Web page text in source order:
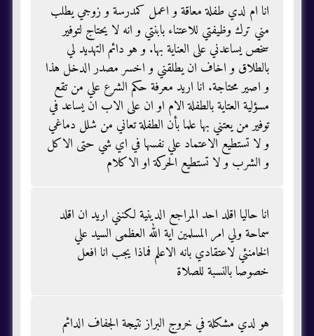
انا ام لدي طفلة معاقة و اعمل كمدرسة و زوجي يطلب
مني ترك وظيفتي للاعتناء بابنتي و انه لا يحتاج لتوفير
سخص يساعدني على العناية بها. و هو دائم التهديد لي
بالطلاق و اخاف ان يطلقني و اخسر مصدر الدخل هذا
و اصير محتاجة. انا اريد معرفة حكم الشرع علي من تقع
مسؤلية العتاية بالطفلة الام او ان على الاب ان يساعد في
توفير من يعتني بها علما بأن الطفلة تعاني من شلل دماغي
و لا تستطيع الاعتماد علي نفسها في اي شي حتى الاكل
و الشرب و لا تستطيع الحركة او الاكلام
انا حاليا اقلد احد المراجع الدينية لكنني اريد ان اقلد
سماحة ولي امر المسلمين اية الله العظمى السيد علي
الخامنئي لاعتقادي بانه الاعلم فماذا يجب انا افعل
خصوصا بالنسبة للصلاة
هو لدي مشكلة في خروج البراز نتيجة الجفاف الدائم